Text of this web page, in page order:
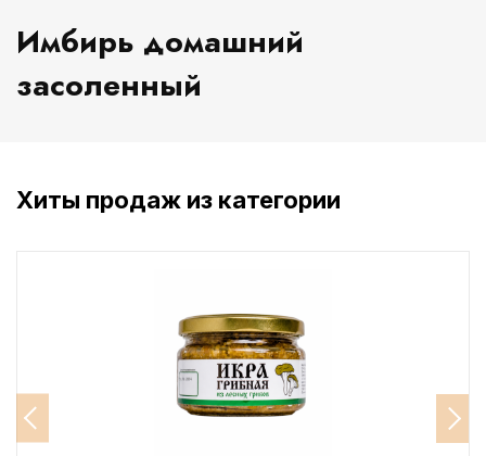
Имбирь домашний
засоленный
Хиты продаж из категории